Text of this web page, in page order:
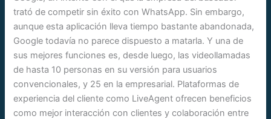
trató de competir sin éxito con WhatsApp. Sin embargo,
aunque esta aplicación lleva tiempo bastante abandonada,
Google todavía no parece dispuesto a matarla. Y una de
sus mejores funciones es, desde luego, las videollamadas
de hasta 10 personas en su versión para usuarios
convencionales, y 25 en la empresarial. Plataformas de
experiencia del cliente como LiveAgent ofrecen beneficios
como mejor interacción con clientes y colaboración entre